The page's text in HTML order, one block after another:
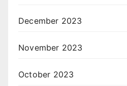
December 2023
November 2023
October 2023